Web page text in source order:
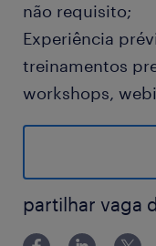
não requisito;
Experiência
treinamentos
workshops,
Vivência no
Diferencial:
learning e LMS
Familiaridade
partilhar vaga